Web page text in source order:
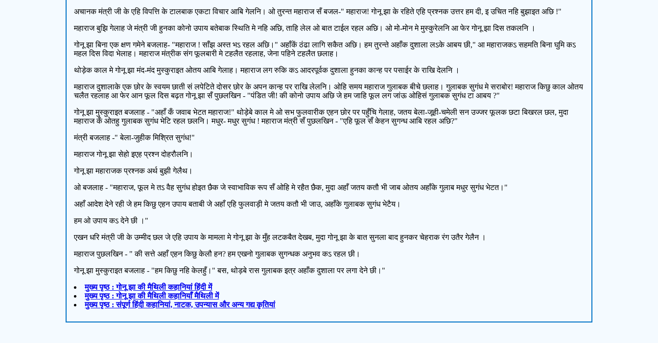
अचानक मंत्री जी के एहि विपत्ति के टालबाक एकटा विचार आबि गेलनि। ओ तुरन्त महाराज सँ बजल-" महाराज! गोनू झा के रहिते एहि प्रश्नक उत्तर हम दी, इ उचित नहि बुझाइत अछि !"
महाराज बुझि गेलाह जे मंत्री जी हुनका कोनो उपाय बतेबाक स्थिति मे नहि अछि, ताहि लेल ओ बात टाईल रहल अछि। ओ मो-मोन मे मुस्कुरेलनि आ फेर गोनू झा दिस तकलनि ।
गोनू झा बिना एक क्षण गमेने बजलाह- "महाराज ! साँझ अस्त भऽ रहल अछि।" अहाँकें ठंढा लागि सकैत अछि। हम तुरन्ते अहाँक दुशाला लऽके आबय छी," आ महाराजकऽ सहमति बिना घुमि कऽ
महल दिस विदा भेलाह। महाराज मंत्रीक संग फूलबारी मे टहलैत रहलाह, जेना पहिने टहलैत छलाह।
थोड़ेक काल मे गोनू झा मंद-मंद मुस्कुराइत ओतय आबि गेलाह। महाराज लग रुकि कऽ आदरपूर्वक दुशाला हुनका कान्ह पर पसाईर के राखि देलनि ।
महाराज दुशालाके एक छोर के स्वयम छाती सं लपेटिते दोसर छोर के अपन कान्ह पर राखि लेलनि। ओहि समय महाराज गुलाबक बीचे छलाह। गुलाबक सुगंध मे सराबोर! महाराज किछु काल ओतय
चलैत रहलाह आ फेर आन फूल दिस बढ़त गोनू झा सँ पुछलखिन - "पंडित जी! की कोनो उपाय अछि जे हम जाहि फूल लग जांऊ ओहिसं गुलाबक सुगंध टा आबय ?"
गोनू झा मुस्कुराइत बजलाह - "अहाँ कँ जवाब भेटत महाराज!" थोड़ेबे काल मे ओ सभ फुलवारीक एहन छोर पर पहुँचि गेलाह, जतय बेला-जूही-चमेली सन उज्जर फूलक छटा बिखरल छल, मुदा
महाराज कँ ओतहु गुलाबक सुगंध भेटि रहल छलनि। मधुर- मधुर सुगंध ! महाराज मंत्री सँ पुछलखिन - "एहि फूल सँ केहन सुगन्ध आबि रहल अछि?"
मंत्री बजलाह -" बेला-जुहीक मिश्रित सुगंध!"
महाराज गोनू झा सेहो इएह प्रश्न दोहरौलनि।
गोनू झा महाराजक प्रश्नक अर्थ बुझी गेलैथ।
ओ बजलाह - "महाराज, फूल मे तऽ वैह सुगंध होइत छैक जे स्वाभाविक रूप सँ ओहि मे रहैत छैक, मुदा अहाँ जतय कतौ भी जाब ओतय अहाँके गुलाब मधुर सुगंध भेटत।"
अहाँ आदेश देने रही जे हम किछु एहन उपाय बताबी जे अहाँ एहि फुलवाड़ी मे जतय कतौ भी जाउ, अहाँके गुलाबक सुगंध भेटैय।
हम ओ उपाय कऽ देने छी ।"
एखन धरि मंत्री जी के उम्मीद छल जे एहि उपाय के मामला मे गोनू झा के मुँह लटकबैत देखब, मुदा गोनू झा के बात सुनला बाद हुनकर चेहराक रंग उतैर गेलैन ।
महाराज पुछलखिन - " की सत्ते अहाँ एहन किछु केलौ हन? हम एखनो गुलाबक सुगन्धक अनुभव कऽ रहल छी।
गोनू झा मुस्कुराइत बजलाह - "हम किछु नहि केलहुँ।" बस, थोड़बे रास गुलाबक इत्र अहाँक दुशाला पर लगा देने छी।"
मुख्य पृष्ठ : गोनू झा की मैथिली कहानियां हिंदी में
मुख्य पृष्ठ : गोनू झा की मैथिली कहानियाँ मैथिली में
मुख्य पृष्ठ : संपूर्ण हिंदी कहानियां, नाटक, उपन्यास और अन्य गद्य कृतियां